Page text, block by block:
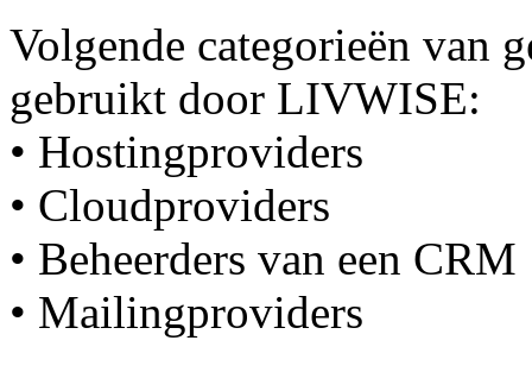
Volgende categorieën van
gebruikt door LIVWISE:
• Hostingproviders
• Cloudproviders
• Beheerders van een CRM
• Mailingproviders